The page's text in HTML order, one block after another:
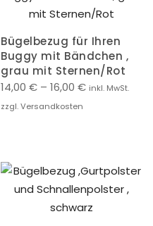
Bügelbezug für Ihren
Buggy mit Bändchen ,
grau mit Sternen/Rot
14,00 € – 16,00 € inkl. MwSt.
zzgl. Versandkosten